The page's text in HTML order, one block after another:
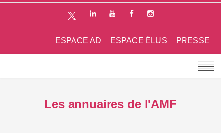
PRESSE
ESPACE ÉLUS
ESPACE AD
Les annuaires de l'AMF